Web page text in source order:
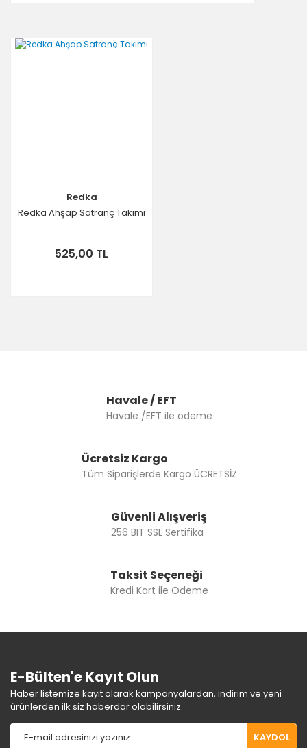
Redka
Redka Ahşap Satranç Takımı
525,00 TL
Havale / EFT
Havale /EFT ile ödeme
Ücretsiz Kargo
Tüm Siparişlerde Kargo ÜCRETSİZ
Güvenli Alışveriş
256 BIT SSL Sertifika
Taksit Seçeneği
Kredi Kart ile Ödeme
E-Bülten'e Kayıt Olun
Haber listemize kayıt olarak kampanyalardan, indirim ve yeni
ürünlerden ilk siz haberdar olabilirsiniz.
KAYDOL